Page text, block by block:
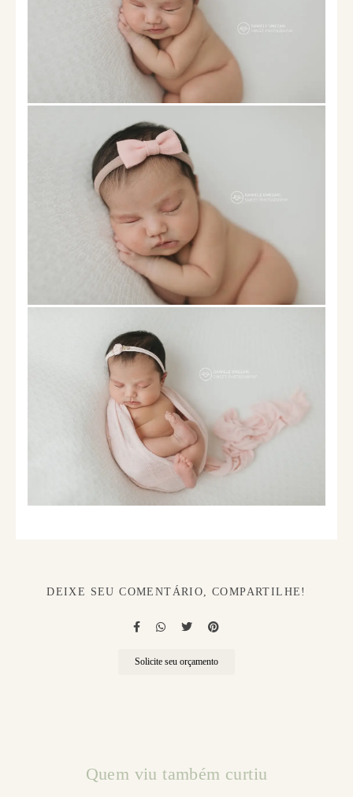
DEIXE SEU COMENTÁRIO, COMPARTILHE!
Solicite seu orçamento
Quem viu também curtiu